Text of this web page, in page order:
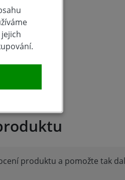
produktu a pomožte tak